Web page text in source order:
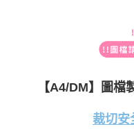
【A4/DM】圖檔
裁切安